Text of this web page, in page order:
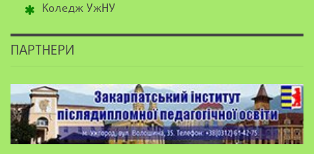
Коледж УжНУ
ПАРТНЕРИ